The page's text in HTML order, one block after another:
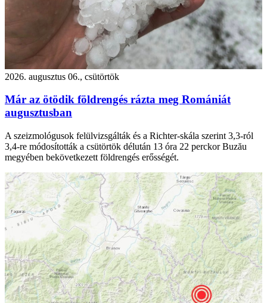
2026. augusztus 06., csütörtök
Már az ötödik földrengés rázta meg Romániát
augusztusban
A szeizmológusok felülvizsgálták és a Richter-skála szerint 3,3-ról
3,4-re módosították a csütörtök délután 13 óra 22 perckor Buzău
megyében bekövetkezett földrengés erősségét.